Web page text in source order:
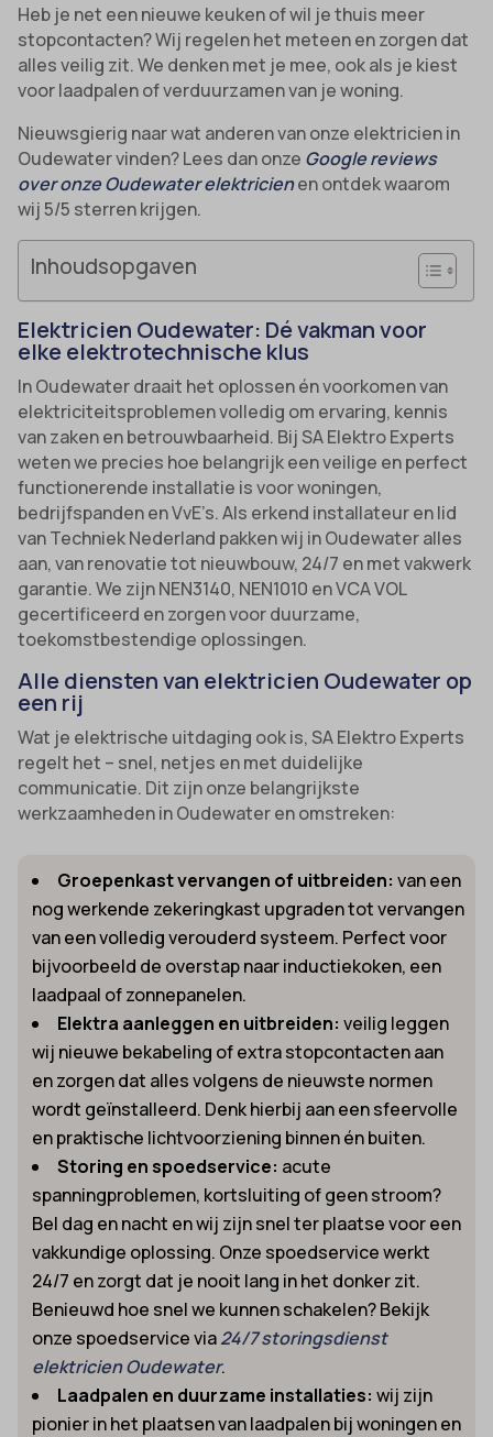
Heb je net een nieuwe keuken of wil je thuis meer
stopcontacten? Wij regelen het meteen en zorgen dat
alles veilig zit. We denken met je mee, ook als je kiest
voor laadpalen of verduurzamen van je woning.
Nieuwsgierig naar wat anderen van onze elektricien in
Oudewater vinden? Lees dan onze Google reviews
over onze Oudewater elektricienen ontdek waarom
wij 5/5 sterren krijgen.
Inhoudsopgaven
Elektricien Oudewater: Dé vakman voor
elke elektrotechnische klus
In Oudewater draait het oplossen én voorkomen van
elektriciteitsproblemen volledig om ervaring, kennis
van zaken en betrouwbaarheid. Bij SA Elektro Experts
weten we precies hoe belangrijk een veilige en perfect
functionerende installatie is voor woningen,
bedrijfspanden en VvE’s. Als erkend installateur en lid
van Techniek Nederland pakken wij in Oudewater alles
aan, van renovatie tot nieuwbouw, 24/7 en met vakwerk
garantie. We zijn NEN3140, NEN1010 en VCA VOL
gecertificeerd en zorgen voor duurzame,
toekomstbestendige oplossingen.
Alle diensten van elektricien Oudewater op
een rij
Wat je elektrische uitdaging ook is, SA Elektro Experts
regelt het – snel, netjes en met duidelijke
communicatie. Dit zijn onze belangrijkste
werkzaamheden in Oudewater en omstreken:
Groepenkast vervangen of uitbreiden: van een
nog werkende zekeringkast upgraden tot vervangen
van een volledig verouderd systeem. Perfect voor
bijvoorbeeld de overstap naar inductiekoken, een
laadpaal of zonnepanelen.
Elektra aanleggen en uitbreiden: veilig leggen
wij nieuwe bekabeling of extra stopcontacten aan
en zorgen dat alles volgens de nieuwste normen
wordt geïnstalleerd. Denk hierbij aan een sfeervolle
en praktische lichtvoorziening binnen én buiten.
Storing en spoedservice: acute
spanningproblemen, kortsluiting of geen stroom?
Bel dag en nacht en wij zijn snel ter plaatse voor een
vakkundige oplossing. Onze spoedservice werkt
24/7 en zorgt dat je nooit lang in het donker zit.
Benieuwd hoe snel we kunnen schakelen? Bekijk
onze spoedservice via24/7 storingsdienst
elektricien Oudewater.
Laadpalen en duurzame installaties: wij zijn
pionier in het plaatsen van laadpalen bij woningen en